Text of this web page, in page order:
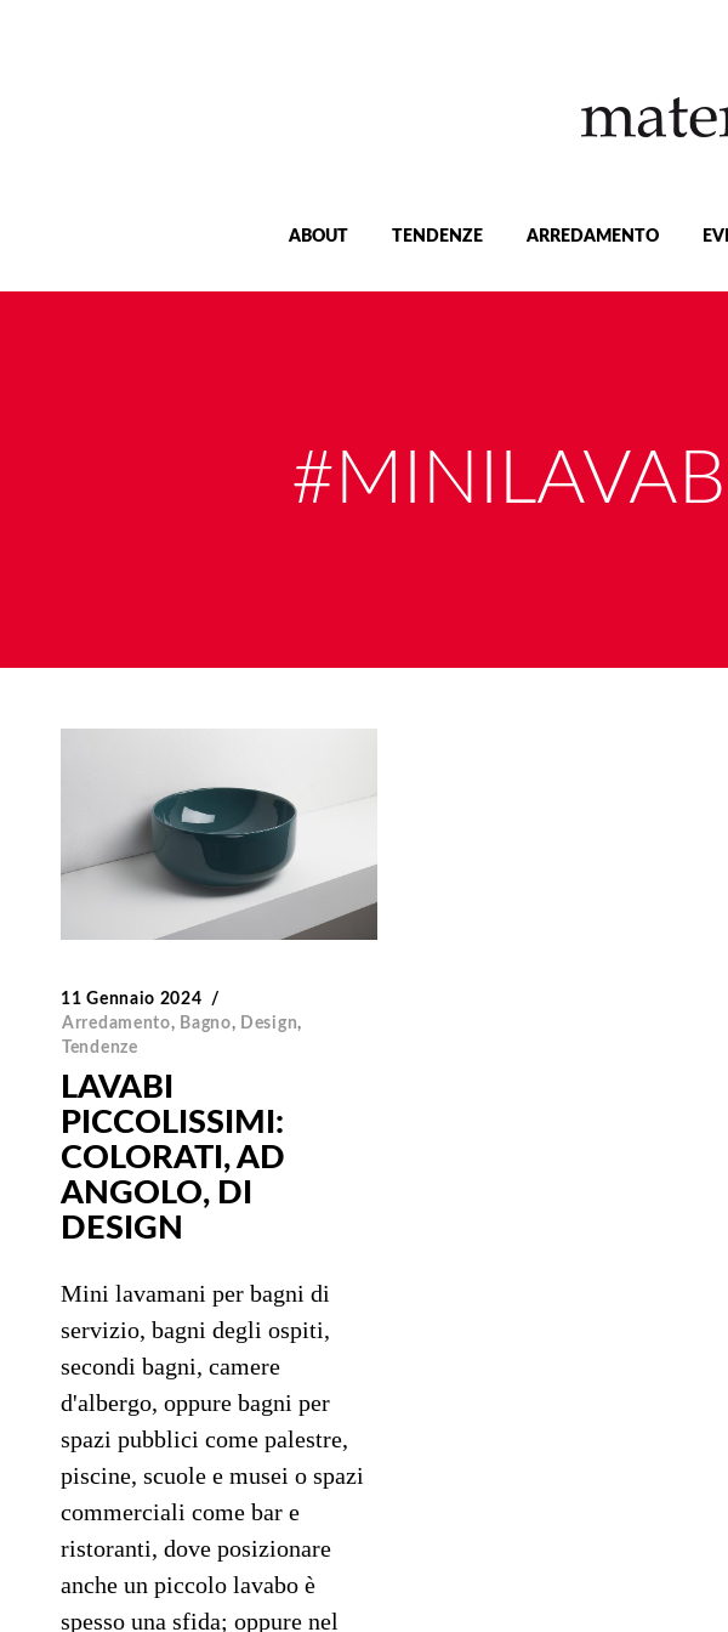
ABOUT TENDENZE ARREDAMENTO
11 Gennaio 2024
Arredamento, Bagno, Design,
Tendenze
LAVABI
PICCOLISSIMI:
COLORATI, AD
ANGOLO, DI
DESIGN
Mini lavamani per bagni di
servizio, bagni degli ospiti,
secondi bagni, camere
d'albergo, oppure bagni per
spazi pubblici come palestre,
piscine, scuole e musei o spazi
commerciali come bar e
ristoranti, dove posizionare
anche un piccolo lavabo è
spesso una sfida; oppure nel